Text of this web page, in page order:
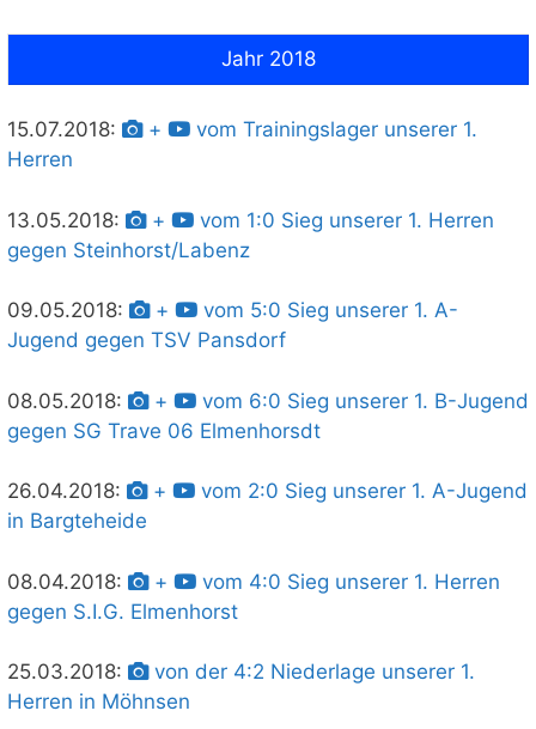
Jahr 2018
15.07.2018: +
vom Trainingslager unserer 1.
Herren
13.05.2018: +
vom 1:0 Sieg unserer 1. Herren
gegen Steinhorst/Labenz
09.05.2018: +
vom 5:0 Sieg unserer 1. A-
Jugend gegen TSV Pansdorf
08.05.2018: +
vom 6:0 Sieg unserer 1. B-Jugend
gegen SG Trave 06 Elmenhorsdt
26.04.2018: +
vom 2:0 Sieg unserer 1. A-Jugend
in Bargteheide
08.04.2018: +
vom 4:0 Sieg unserer 1. Herren
gegen S.I.G. Elmenhorst
25.03.2018:
von der 4:2 Niederlage unserer 1.
Herren in Möhnsen